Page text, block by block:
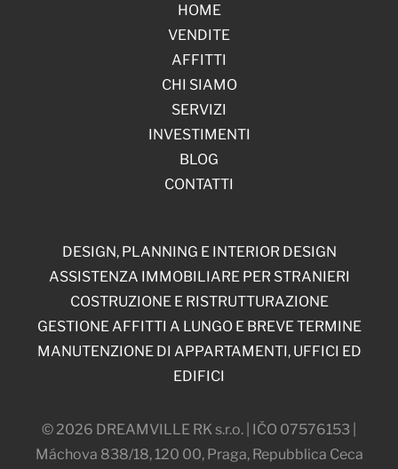
HOME
VENDITE
AFFITTI
CHI SIAMO
SERVIZI
INVESTIMENTI
BLOG
CONTATTI
© 2026 DREAMVILLE RK s.r.o. | IČO 07576153 |
Máchova 838/18, 120 00, Praga, Repubblica Ceca
DESIGN, PLANNING E INTERIOR DESIGN
ASSISTENZA IMMOBILIARE PER STRANIERI
COSTRUZIONE E RISTRUTTURAZIONE
GESTIONE AFFITTI A LUNGO E BREVE TERMINE
MANUTENZIONE DI APPARTAMENTI, UFFICI ED
EDIFICI